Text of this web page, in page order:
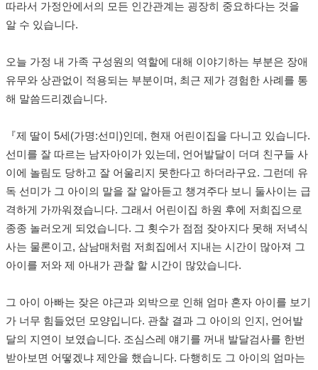
따라서 가정안에서의 모든 인간관계는 굉장히 중요하다는 것을
알 수 있습니다.
오늘 가정 내 가족 구성원의 역할에 대해 이야기하는 부분은 장애
유무와 상관없이 적용되는 부분이며 , 최근 제가 경험한 사례를 통
해 말씀드리겠습니다.
『제 딸이 5세 (가명:선미 )인데 , 현재 어린이집을 다니고 있습니다.
선미를 잘 따르는 남자아이 가 있는데 , 언어발달이 더뎌 친구들 사
이에 놀림도 당하고 잘 어울리지 못한다고 하더라구요. 그런데 유
독 선미가 그 아이의 말을 잘 알아듣고 챙겨주다 보니 둘사이는 급
격하게 가까워졌습니다. 그래서 어린이집 하원 후에 저희집으로
종종 놀러오게 되었습니다. 그 횟수가 점점 잦아지다 못해 저녁식
사는 물론이고, 삼남매처럼 저희집에서 지내는 시간이 많아져 그
아이를 저와 제 아내가 관찰 할 시간이 많았습니다.
그 아이 아빠는 잦은 야근과 외박으로 인해 엄마 혼자 아이를 보기
가 너무 힘들었던 모양입니다. 관찰 결과 그 아이의 인지 , 언어발
달의 지연이 보였습니다. 조심스레 얘기를 꺼내 발달검사를 한번
받아보면 어떻겠냐 제안을 했습니다. 다행히도 그 아이의 엄마는